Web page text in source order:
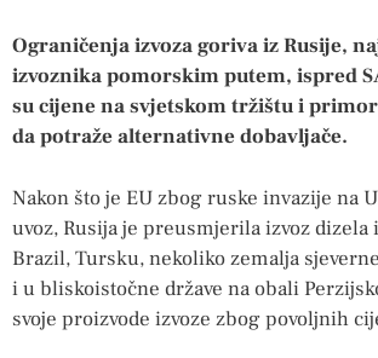
Ograničenja izvoza goriva iz Rusije,
izvoznika pomorskim putem, ispred
su cijene na svjetskom tržištu i
da potraže alternativne dobavljače.
Nakon što je EU zbog ruske invazije na
uvoz, Rusija je preusmjerila izvoz
Brazil, Tursku, nekoliko zemalja
i u bliskoistočne države na obali
svoje proizvode izvoze zbog povoljnih